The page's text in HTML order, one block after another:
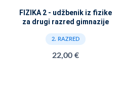
FIZIKA 2 - udžbenik iz fizike
za drugi razred gimnazije
2. RAZRED
22,00 €